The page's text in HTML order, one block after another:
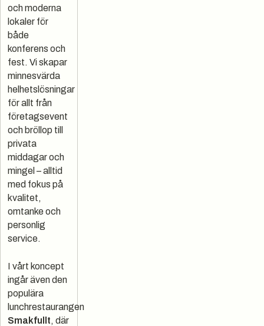
och moderna
lokaler för
både
konferens och
fest. Vi skapar
minnesvärda
helhetslösningar
för allt från
företagsevent
och bröllop till
privata
middagar och
mingel – alltid
med fokus på
kvalitet,
omtanke och
personlig
service.
I vårt koncept
ingår även den
populära
lunchrestaurangen
Smakfullt, där